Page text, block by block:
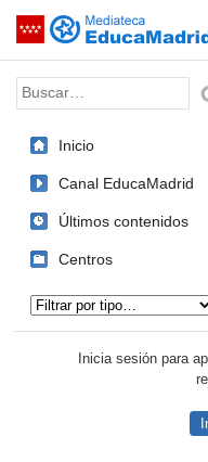
Saltar navegación
Palabra o frase:
Inicio
Canal EducaMadrid
Últimos contenidos
Centros
Inicia sesión para